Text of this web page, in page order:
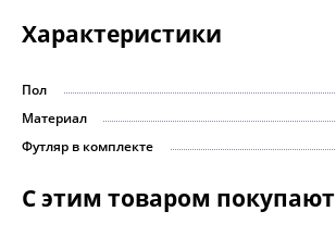
Характеристики
Пол
Материал
Футляр в комплекте
С этим товаром покупают